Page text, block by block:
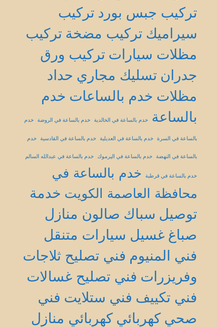
تركيب جبس بورد تركيب
سيراميك تركيب مضخة تركيب
مظلات سيارات تركيب ورق
جدران تسليك مجاري حداد
مظلات خدم بالساعات خدم
بالساعة
خدم بالساعة في الخالدية خدم بالساعة في الروضة خدم
بالساعة في السرة خدم بالساعة في العديلية خدم بالساعة في القادسية خدم
بالساعة في النهضة خدم بالساعة في اليرموك خدم بالساعة في عبدالله السالم
خدم بالساعة في قرطبة
خدم بالساعة في
محافظة العاصمة الكويت خدمة
توصيل سباك صالون منازل
صباغ غسيل سيارات متنقل
فني المنيوم فني تصليح ثلاجات
وفريزرات فني تصليح غسالات
فني تكييف فني ستلايت فني
صحي كهربائي كهربائي منازل